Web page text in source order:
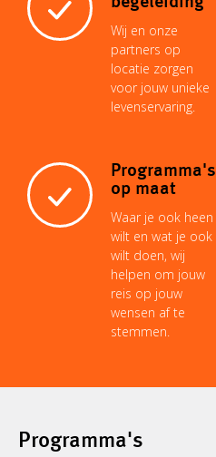
Wij en onze
partners op
locatie zorgen
voor jouw unieke
levenservaring.
Programma's
op maat
Waar je ook heen
wilt en wat je ook
wilt doen, wij
helpen om jouw
reis op jouw
wensen af te
stemmen.
Programma's